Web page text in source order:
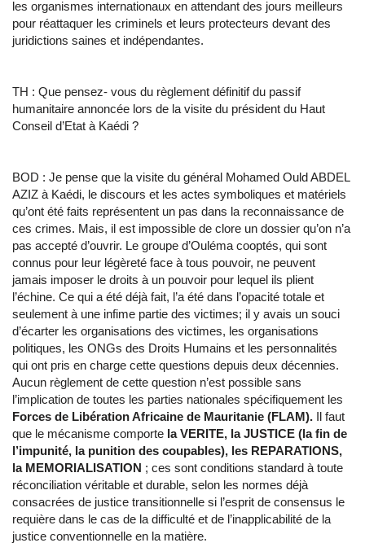
les organismes internationaux en attendant des jours meilleurs
pour réattaquer les criminels et leurs protecteurs devant des
juridictions saines et indépendantes.
TH : Que pensez- vous du règlement définitif du passif
humanitaire annoncée lors de la visite du président du Haut
Conseil d’Etat à Kaédi ?
BOD : Je pense que la visite du général Mohamed Ould ABDEL
AZIZ à Kaédi, le discours et les actes symboliques et matériels
qu’ont été faits représentent un pas dans la reconnaissance de
ces crimes. Mais, il est impossible de clore un dossier qu’on n’a
pas accepté d’ouvrir. Le groupe d’Ouléma cooptés, qui sont
connus pour leur légèreté face à tous pouvoir, ne peuvent
jamais imposer le droits à un pouvoir pour lequel ils plient
l’échine. Ce qui a été déjà fait, l’a été dans l’opacité totale et
seulement à une infime partie des victimes; il y avais un souci
d’écarter les organisations des victimes, les organisations
politiques, les ONGs des Droits Humains et les personnalités
qui ont pris en charge cette questions depuis deux décennies.
Aucun règlement de cette question n’est possible sans
l’implication de toutes les parties nationales spécifiquement les
Forces de Libération Africaine de Mauritanie (FLAM). Il faut
que le mécanisme comporte la VERITE, la JUSTICE (la fin de
l’impunité, la punition des coupables), les REPARATIONS,
la MEMORIALISATION ; ces sont conditions standard à toute
réconciliation véritable et durable, selon les normes déjà
consacrées de justice transitionnelle si l’esprit de consensus le
requière dans le cas de la difficulté et de l’inapplicabilité de la
justice conventionnelle en la matière.